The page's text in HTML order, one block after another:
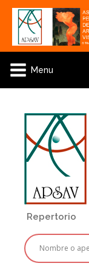
Menu
Repertorio